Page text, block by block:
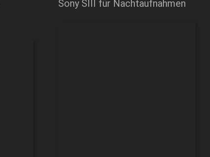
Sony SIII für Nachtaufnahmen